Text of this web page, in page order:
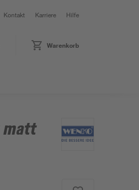
Kontakt Karriere Hilfe
Warenkorb
matt